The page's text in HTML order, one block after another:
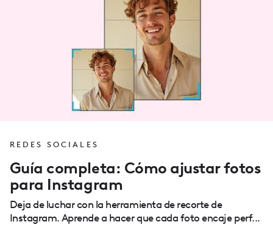
REDES SOCIALES
Guía completa: Cómo ajustar fotos
para Instagram
Deja de luchar con la herramienta de recorte de
Instagram. Aprende a hacer que cada foto encaje perf...